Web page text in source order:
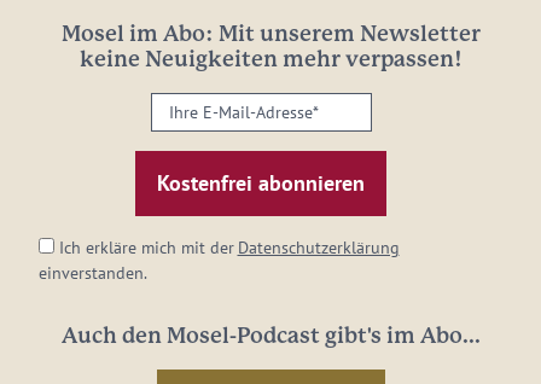
Mosel im Abo: Mit unserem Newsletter
keine Neuigkeiten mehr verpassen!
Ihre
E-
Mail-
Adresse:
Ich erkläre mich mit der Datenschutzerklärung
einverstanden.
Auch den Mosel-Podcast gibt's im Abo...